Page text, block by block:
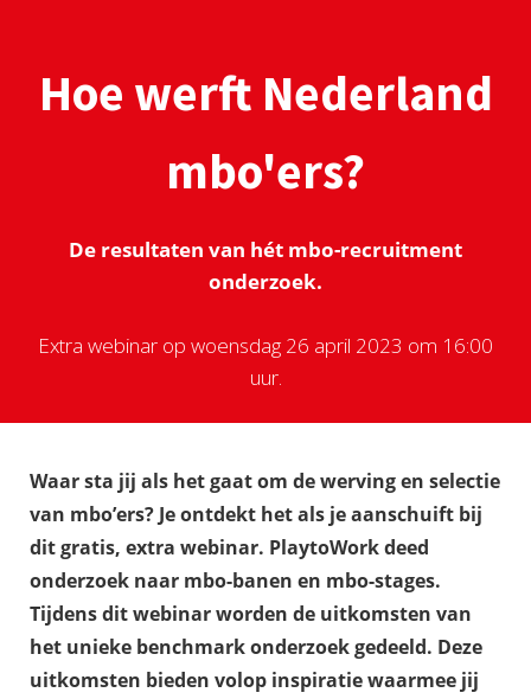
Hoe werft Nederland
mbo'ers?
De resultaten van hét mbo-recruitment
onderzoek.
Extra webinar op woensdag 26 april 2023 om 16:00
uur.
Waar sta jij als het gaat om de werving en selectie
van mbo’ers? Je ontdekt het als je aanschuift bij
dit gratis, extra webinar. PlaytoWork deed
onderzoek naar mbo-banen en mbo-stages.
Tijdens dit webinar worden de uitkomsten van
het unieke benchmark onderzoek gedeeld. Deze
uitkomsten bieden volop inspiratie waarmee jij